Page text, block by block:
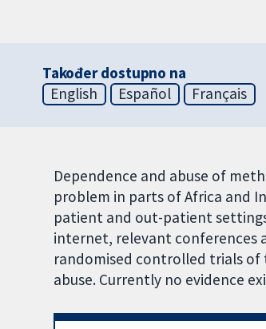
Također dostupno na
English
Español Français
Dependence and abuse of
problem in parts of Africa and
patient and out-patient
internet, relevant conferences
randomised controlled trials
abuse. Currently no evidence